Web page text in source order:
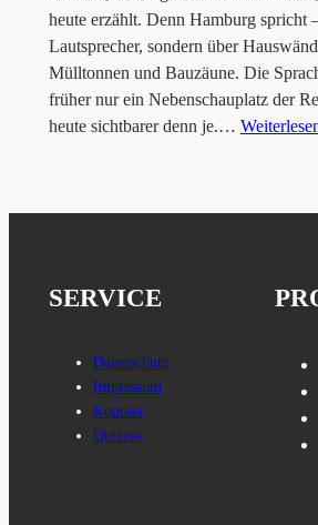
heute erzählt. Denn Hamburg spricht
Lautsprecher, sondern über
Mülltonnen und Bauzäune. Die
früher nur ein Nebenschauplatz der
heute sichtbarer denn je.…
SERVICE
Datenschutz
Impressum
Kontakt
Quizzes